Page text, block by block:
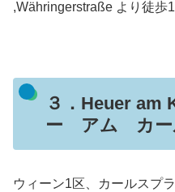
,Währingerstraße より徒歩
３．Heuer am
ー アム カー
ウィーン1区、カールスプ